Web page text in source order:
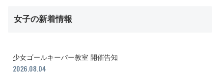
女子の新着情報
少女ゴールキーパー教室 開催告知
2026.08.04